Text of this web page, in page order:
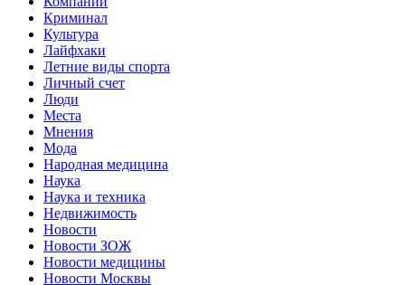
Криминал
Культура
Лайфхаки
Летние виды спорта
Личный счет
Люди
Места
Мнения
Мода
Народная медицина
Наука
Наука и техника
Недвижимость
Новости
Новости ЗОЖ
Новости медицины
Новости Москвы